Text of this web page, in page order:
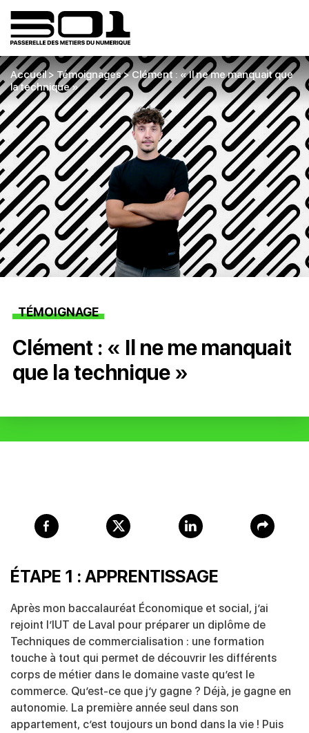
Accueil> Témoignages>Clément : « Il ne me manquait que
la technique »
TÉMOIGNAGE
Clément : « Il ne me manquait
que la technique »
ÉTAPE 1 : APPRENTISSAGE
Après mon baccalauréat Économique et social, j’ai
rejoint l’IUT de Laval pour préparer un diplôme de
Techniques de commercialisation : une formation
touche à tout qui permet de découvrir les différents
corps de métier dans le domaine vaste qu’est le
commerce. Qu’est-ce que j’y gagne ? Déjà, je gagne en
autonomie. La première année seul dans son
appartement, c’est toujours un bond dans la vie ! Puis